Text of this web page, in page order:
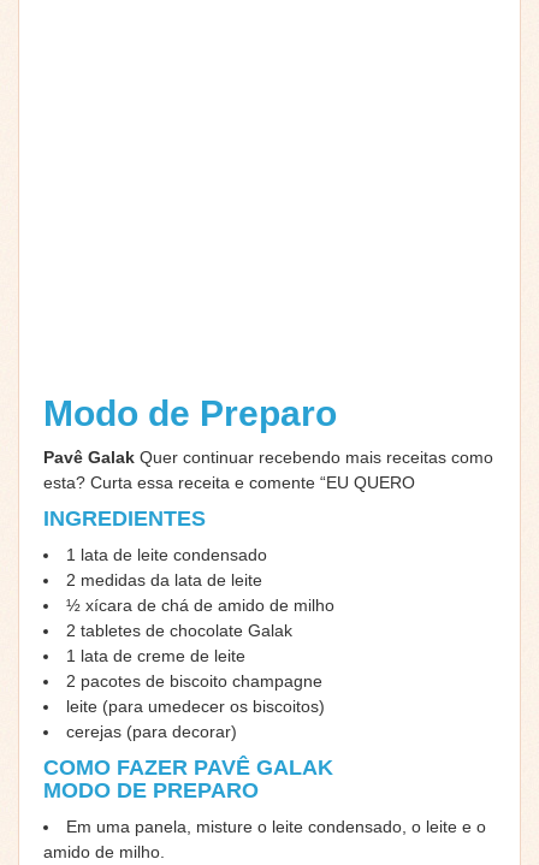
Modo de Preparo
Pavê Galak Quer continuar recebendo mais receitas como
esta? Curta essa receita e comente “EU QUERO
INGREDIENTES
1 lata de leite condensado
2 medidas da lata de leite
½ xícara de chá de amido de milho
2 tabletes de chocolate Galak
1 lata de creme de leite
2 pacotes de biscoito champagne
leite (para umedecer os biscoitos)
cerejas (para decorar)
COMO FAZER PAVÊ GALAK
MODO DE PREPARO
Em uma panela, misture o leite condensado, o leite e o
amido de milho.